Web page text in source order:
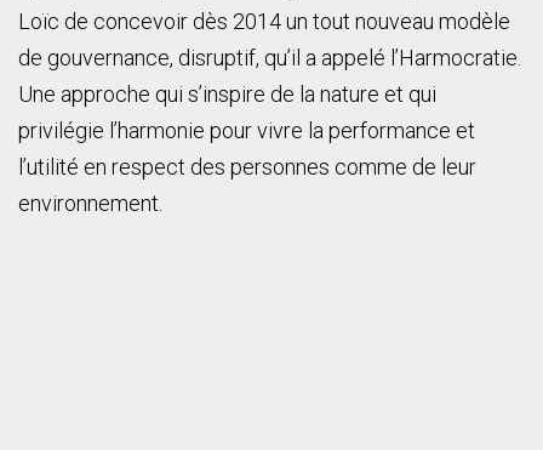
Loïc de concevoir dès 2014 un tout nouveau modèle
de gouvernance, disruptif, qu’il a appelé l’Harmocratie.
Une approche qui s’inspire de la nature et qui
privilégie l’harmonie pour vivre la performance et
l’utilité en respect des personnes comme de leur
environnement.